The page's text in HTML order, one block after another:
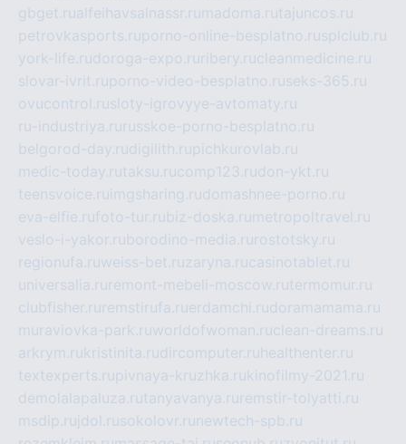
gbget.rualfeihavsalnassr.ru madoma.rutajuncos.ru
petrovkasports.ruporno-online-besplatno.rusplclub.ru
york-life.rudoroga-expo.ru ribery.rucleanmedicine.ru
slovar-ivrit.ruporno-video-besplatno.ruseks-365.ru
ovucontrol.rusloty-igrovyye-avtomaty.ru
ru-industriya.ru russkoe-porno-besplatno.ru
belgorod-day.rudigilith.rupichkurovlab.ru
medic-today.rutaksu.rucomp123.rudon-ykt.ru
teensvoice.ru imgsharing.rudomashnee-porno.ru
eva-elfie.rufoto-tur.rubiz-doska.ru metropoltravel.ru
veslo-i-yakor.ruborodino-media.ru rostotsky.ru
regionufa.ruweiss-bet.ruzaryna.rucasinotablet.ru
universalia.ru remont-mebeli-moscow.rutermomur.ru
clubfisher.ru remstirufa.ruerdamchi.rudoramamama.ru
muraviovka-park.ruworldofwoman.ruclean-dreams.ru
arkrym.rukristinita.rudircomputer.ru healthenter.ru
textexperts.rupivnaya-kruzhka.rukinofilmy-2021.ru
demolalapaluza.rutanyavanya.ru remstir-tolyatti.ru
msdip.ru jdol.rusokolovr.ru newtech-spb.ru